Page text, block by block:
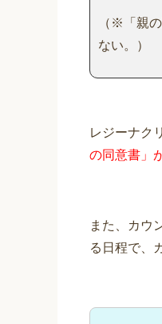
（※「親
ない。）
レジーナク
の同意書」
また、カウ
る日程で、